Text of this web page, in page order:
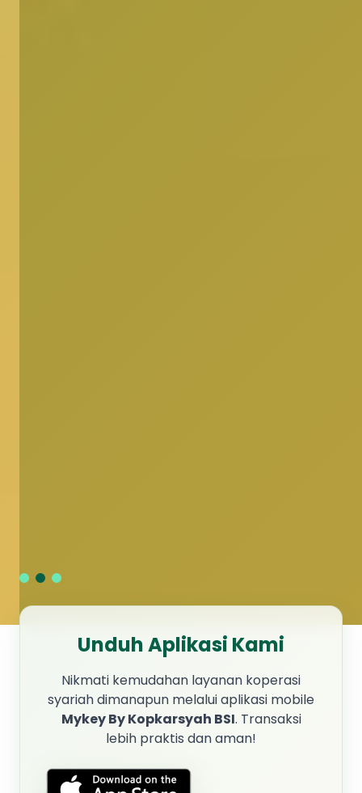
Unduh Aplikasi Kami
Nikmati kemudahan layanan koperasi
syariah dimanapun melalui aplikasi mobile
Mykey By Kopkarsyah BSI. Transaksi
lebih praktis dan aman!